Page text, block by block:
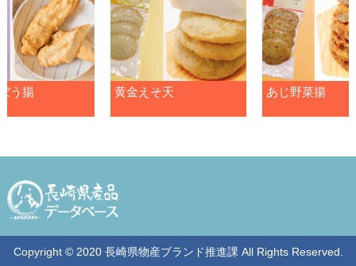
う揚 黄金えそ天 あじ野菜揚
Copyright © 2020 長崎県物産ブランド推進課 All Rights Reserved.